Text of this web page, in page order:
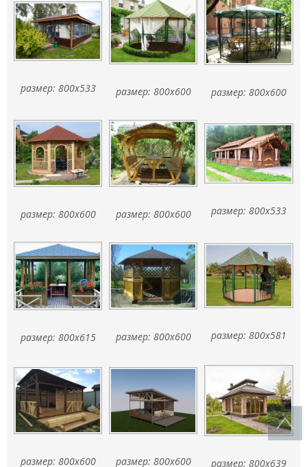
размер: 800x533 размер: 800x600 размер: 800x600
размер: 800x600 размер: 800x600 размер: 800x533
размер: 800x615 размер: 800x600 размер: 800x581
размер: 800x600 размер: 800x600 размер: 800x639